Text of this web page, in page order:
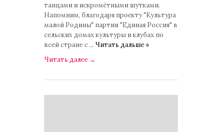
танцами и искромётными шутками.
Напомним, благодаря проекту "Культура
малой Родины" партии "Единая Россия" в
сельских домах культуры и клубах по
всей стране с ... Читать дальше »
Читать далее →